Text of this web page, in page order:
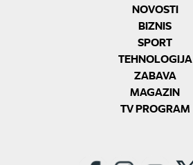
NOVOSTI
BIZNIS
SPORT
TEHNOLOGIJA
ZABAVA
MAGAZIN
TV PROGRAM